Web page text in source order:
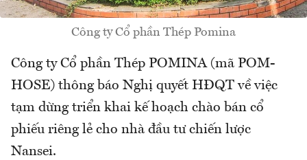
Công ty Cổ phần Thép Pomina
Công ty Cổ phần Thép POMINA (mã POM-
HOSE) thông báo Nghị quyết HĐQT về việc
tạm dừng triển khai kế hoạch chào bán cổ
phiếu riêng lẻ cho nhà đầu tư chiến lược
Nansei.